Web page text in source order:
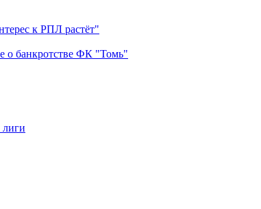
к РПЛ растёт"
о банкротстве ФК "Томь"
лиги